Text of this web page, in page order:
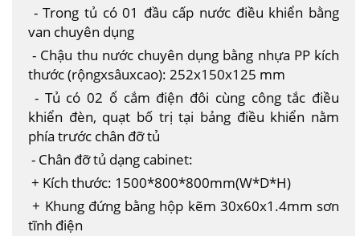
- Trong tủ có 01 đầu cấp nước điều khiển bằng
van chuyên dụng
- Chậu thu nước chuyên dụng bằng nhựa PP kích
thước (rộngxsâuxcao): 252x150x125 mm
- Tủ có 02 ổ cắm điện đôi cùng công tắc điều
khiển đèn, quạt bố trị tại bảng điều khiển nằm
phía trước chân đỡ tủ
- Chân đỡ tủ dạng cabinet:
+ Kích thước: 1500*800*800mm(W*D*H)
+ Khung đứng bằng hộp kẽm 30x60x1.4mm sơn
tĩnh điện